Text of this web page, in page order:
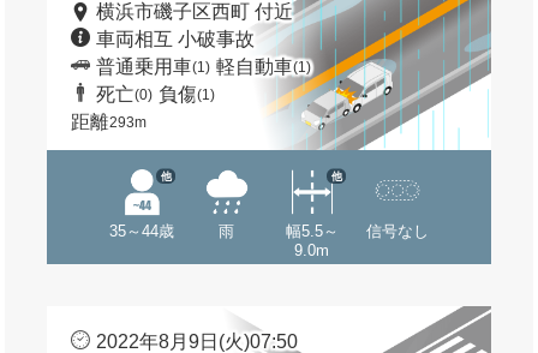
横浜市磯子区西町 付近
車両相互 小破事故
普通乗用車(1) 軽自動車(1)
死亡(0) 負傷(1)
距離293m
35～44歳
他
雨
幅5.5～
9.0m
他
信号なし
2022年8月9日(火)07:50